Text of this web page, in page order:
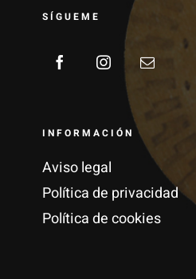
SÍGUEME
INFORMACIÓN
Aviso legal
Política de privacidad
Política de cookies